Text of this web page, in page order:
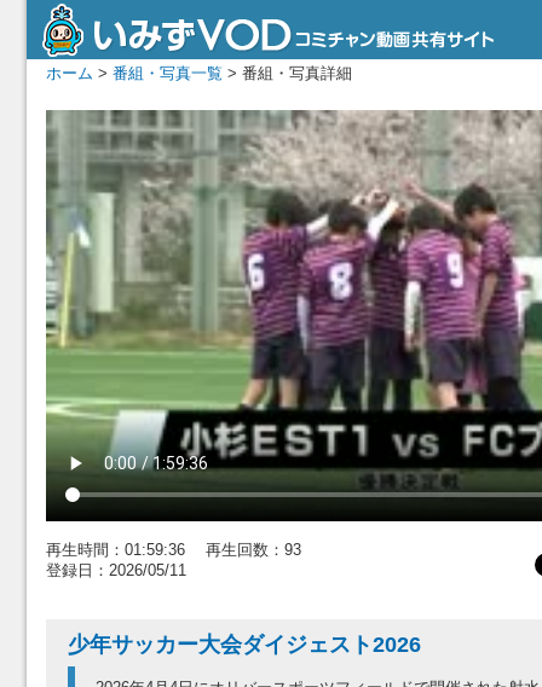
ホーム > 番組・写真一覧 > 番組・写真詳細
再生時間：01:59:36 再生回数：93
登録日：2026/05/11
少年サッカー大会ダイジェスト2026